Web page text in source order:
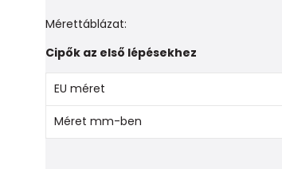
Mérettáblázat:
Cipők az első lépésekhez
EU méret
Méret mm-ben